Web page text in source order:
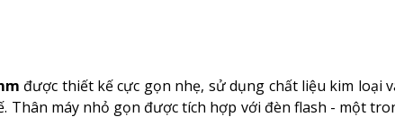
được thiết kế cực gọn nhẹ, sử dụng chất liệu kim loại
Thân máy nhỏ gọn được tích hợp với đèn flash - một